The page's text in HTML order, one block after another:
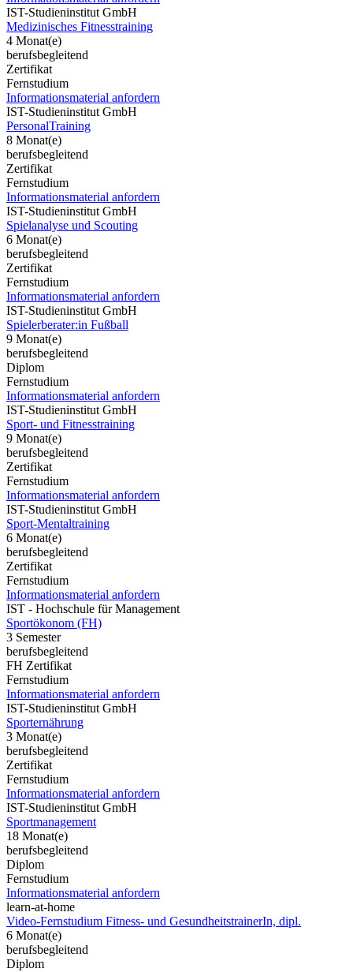
IST-Studieninstitut GmbH
Medizinisches Fitnesstraining
4 Monat(e)
berufsbegleitend
Zertifikat
Fernstudium
Informationsmaterial anfordern
IST-Studieninstitut GmbH
PersonalTraining
8 Monat(e)
berufsbegleitend
Zertifikat
Fernstudium
Informationsmaterial anfordern
IST-Studieninstitut GmbH
Spielanalyse und Scouting
6 Monat(e)
berufsbegleitend
Zertifikat
Fernstudium
Informationsmaterial anfordern
IST-Studieninstitut GmbH
Spielerberater:in Fußball
9 Monat(e)
berufsbegleitend
Diplom
Fernstudium
Informationsmaterial anfordern
IST-Studieninstitut GmbH
Sport- und Fitnesstraining
9 Monat(e)
berufsbegleitend
Zertifikat
Fernstudium
Informationsmaterial anfordern
IST-Studieninstitut GmbH
Sport-Mentaltraining
6 Monat(e)
berufsbegleitend
Zertifikat
Fernstudium
Informationsmaterial anfordern
IST - Hochschule für Management
Sportökonom (FH)
3 Semester
berufsbegleitend
FH Zertifikat
Fernstudium
Informationsmaterial anfordern
IST-Studieninstitut GmbH
Sporternährung
3 Monat(e)
berufsbegleitend
Zertifikat
Fernstudium
Informationsmaterial anfordern
IST-Studieninstitut GmbH
Sportmanagement
18 Monat(e)
berufsbegleitend
Diplom
Fernstudium
Informationsmaterial anfordern
learn-at-home
Video-Fernstudium Fitness- und GesundheitstrainerIn, dipl.
6 Monat(e)
berufsbegleitend
Diplom